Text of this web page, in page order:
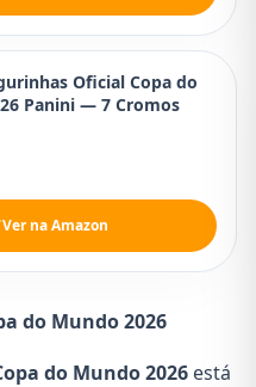
Oficial Copa do
Panini — 7 Cromos
Ver na Amazon
do Mundo 2026
do Mundo 2026 está